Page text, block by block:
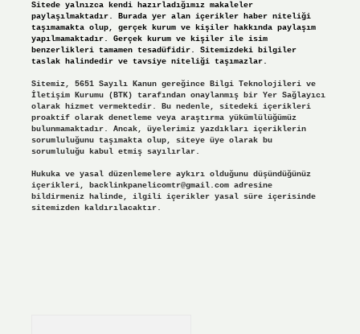
Sitede yalnızca kendi hazırladığımız makaleler
paylaşılmaktadır. Burada yer alan içerikler haber niteliği
taşımamakta olup, gerçek kurum ve kişiler hakkında paylaşım
yapılmamaktadır. Gerçek kurum ve kişiler ile isim
benzerlikleri tamamen tesadüfidir. Sitemizdeki bilgiler
taslak halindedir ve tavsiye niteliği taşımazlar.
Sitemiz, 5651 Sayılı Kanun gereğince Bilgi Teknolojileri ve
İletişim Kurumu (BTK) tarafından onaylanmış bir Yer Sağlayıcı
olarak hizmet vermektedir. Bu nedenle, sitedeki içerikleri
proaktif olarak denetleme veya araştırma yükümlülüğümüz
bulunmamaktadır. Ancak, üyelerimiz yazdıkları içeriklerin
sorumluluğunu taşımakta olup, siteye üye olarak bu
sorumluluğu kabul etmiş sayılırlar.
Hukuka ve yasal düzenlemelere aykırı olduğunu düşündüğünüz
içerikleri, backlinkpanelicomtr@gmail.comadresine
bildirmeniz halinde, ilgili içerikler yasal süre içerisinde
sitemizden kaldırılacaktır.